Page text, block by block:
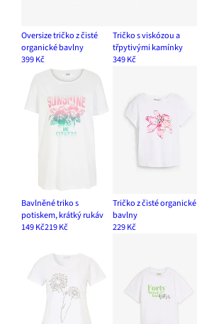
Oversize tričko z čisté
organické bavlny
399 Kč
Tričko s viskózou a
třpytivými kamínky
349 Kč
Bavlněné triko s
potiskem, krátký rukáv
149 Kč219 Kč
Tričko z čisté organické
bavlny
229 Kč